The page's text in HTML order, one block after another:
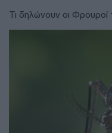
Τι δηλώνουν οι